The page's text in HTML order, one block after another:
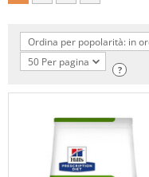
Ordina per popolarità: in
50 Per pagina
?